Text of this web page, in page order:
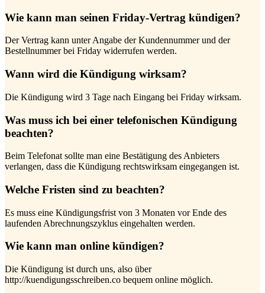
Wie kann man seinen Friday-Vertrag kündigen?
Der Vertrag kann unter Angabe der Kundennummer und der
Bestellnummer bei Friday widerrufen werden.
Wann wird die Kündigung wirksam?
Die Kündigung wird 3 Tage nach Eingang bei Friday wirksam.
Was muss ich bei einer telefonischen Kündigung
beachten?
Beim Telefonat sollte man eine Bestätigung des Anbieters
verlangen, dass die Kündigung rechtswirksam eingegangen ist.
Welche Fristen sind zu beachten?
Es muss eine Kündigungsfrist von 3 Monaten vor Ende des
laufenden Abrechnungszyklus eingehalten werden.
Wie kann man online kündigen?
Die Kündigung ist durch uns, also über
http://kuendigungsschreiben.co bequem online möglich.